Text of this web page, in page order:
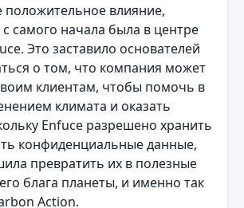
положительное влияние,
самого начала была в центре
Это заставило основателей
о том, что компания может
клиентам, чтобы помочь в
климата и оказать
Enfuce разрешено хранить
конфиденциальные данные,
превратить их в полезные
блага планеты, и именно так
Action.